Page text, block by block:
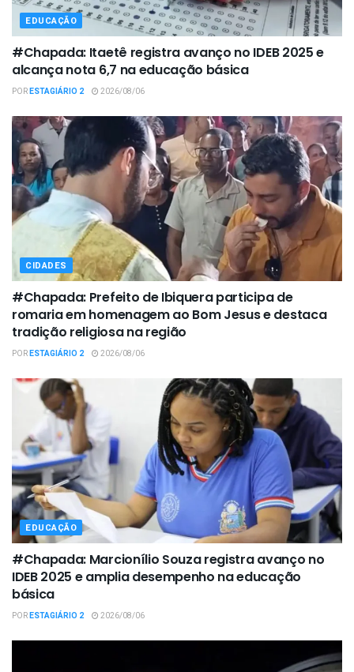
EDUCAÇÃO
#Chapada: Itaetê registra avanço no IDEB 2025 e
alcança nota 6,7 na educação básica
PORESTAGIÁRIO 2 2026/08/06
CIDADES
#Chapada: Prefeito de Ibiquera participa de
romaria em homenagem ao Bom Jesus e destaca
tradição religiosa na região
PORESTAGIÁRIO 2 2026/08/06
EDUCAÇÃO
#Chapada: Marcionílio Souza registra avanço no
IDEB 2025 e amplia desempenho na educação
básica
PORESTAGIÁRIO 2 2026/08/06